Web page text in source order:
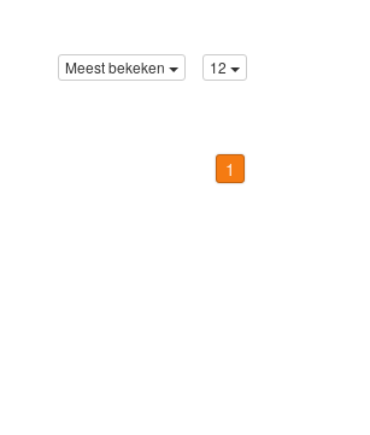
Meest bekeken 12
1